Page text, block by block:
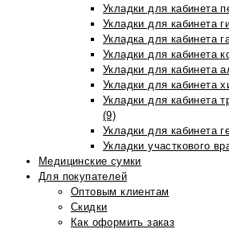
Укладки для кабинета
Укладки для кабинета
Укладка для кабинета
Укладки для кабинета
Укладки для кабинета
Укладки для кабинета
Укладки для кабинета
(9)
Укладки для кабинета
Укладки участкового
Медицинские сумки
Для покупателей
Оптовым клиентам
Скидки
Как оформить заказ